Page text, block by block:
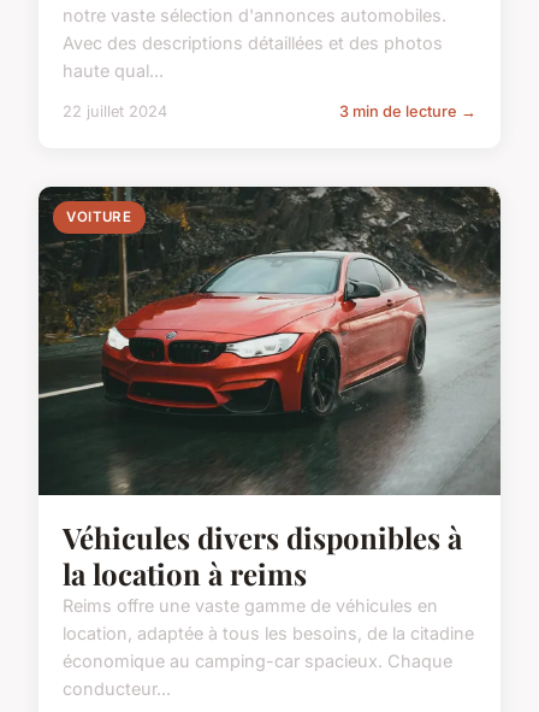
notre vaste sélection d'annonces automobiles.
Avec des descriptions détaillées et des photos
haute qual...
22 juillet 2024 3 min de lecture →
VOITURE
Véhicules divers disponibles à
la location à reims
Reims offre une vaste gamme de véhicules en
location, adaptée à tous les besoins, de la citadine
économique au camping-car spacieux. Chaque
conducteur...